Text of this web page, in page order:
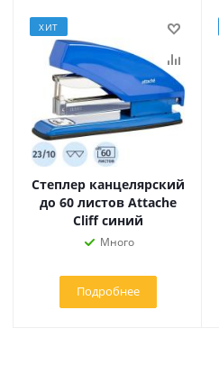
ХИТ
Степлер канцелярский
до 60 листов Attache
Cliff синий
Много
Подробнее